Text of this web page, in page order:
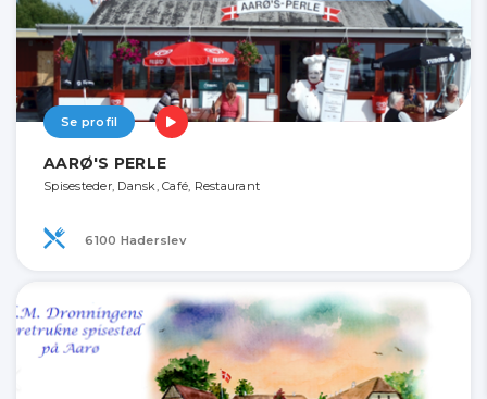
Se profil
AARØ'S PERLE
Spisesteder, Dansk, Café, Restaurant
6100 Haderslev